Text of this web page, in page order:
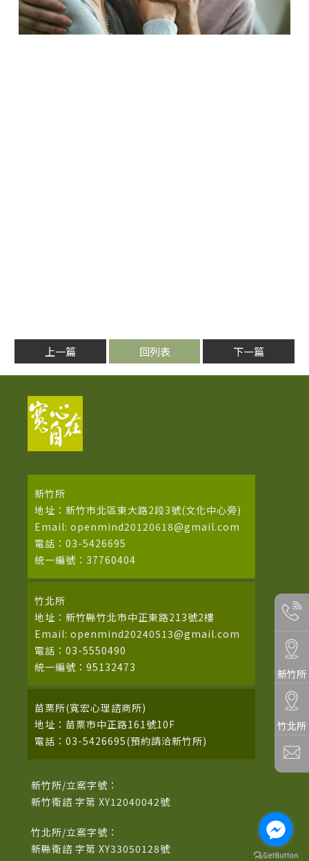
上一篇 回列表 下一篇
新竹所
地址：新竹市北區東大路2段3號(文化中心旁)
Email: openmind20120618@gmail.com
電話：03-5426695
統一編號：37760404
竹北所
地址：新竹縣竹北市中正東路213號2樓
Email: openmind20240513@gmail.com
電話：03-5550490
統一編號：95132473
苗栗所(寬宏心理諮商所)
地址：苗栗市中正路161號10F
電話：03-5426695(預約請洽新竹所)
新竹所/立案字號：
新竹衛諮 字第 XY12040042號
竹北所/立案字號：
新縣衛諮 字第 XY33050128號
新竹所
竹北所